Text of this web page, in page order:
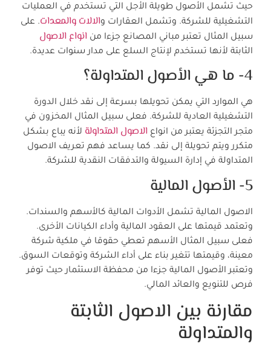
حيث تشمل الأصول طويلة الأجل التي تستخدم في العمليات
التشغيلية للشركة. وتشمل العقارات والالات والمعدات. على
سبيل المثال تعتبر مباني المصانع جزءا من انواع الاصول
الثابتة لأنها تستخدم لإنتاج السلع على مدار سنوات عديدة.
4- ما هي الأصول المتداولة؟
هي الموارد التي يمكن تحويلها بسرعة إلى نقد خلال الدورة
التشغيلية العادية للشركة. فعلى سبيل المثال المخزون في
متجر التجزئة يعتبر من انواع الاصول المتداولة لأنه يباع بشكل
متكرر ويتم تحويلة إلى نقد. كما يساعد فهم تعريف الاصول
المتداولة في إدارة السيولة والتدفقات النقدية للشركة.
5- الأصول المالية
الاصول المالية تشمل الأدوات المالية كالأسهم والسندات.
وتعتمد قيمتها على العقود المالية وأداء الكيانات الأخرى.
فعلى سبيل المثال الأسهم تعطي حقوقا في ملكية شركة
معينة، وقيمتها تتغير بناء على أداء الشركة وتوقعات السوق.
وتعتبر الأصول المالية جزءا من محفظة الاستثمار حيث توفر
فرص للتنويع والعائد المالي.
مقارنة بين الاصول الثابتة
والمتداولة